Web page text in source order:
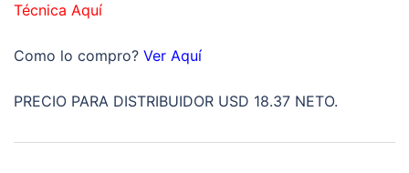
Técnica Aquí
Como lo compro? Ver Aquí
PRECIO PARA DISTRIBUIDOR USD 18.37 NETO.